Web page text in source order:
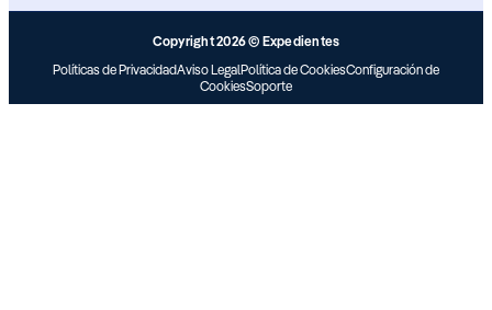
Copyright 2026 © Expedientes
Políticas de PrivacidadAviso LegalPolítica de CookiesConfiguración de
CookiesSoporte